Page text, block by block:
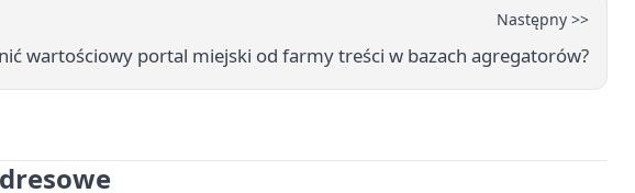
Następny >>
wartościowy portal miejski od farmy treści w bazach agregatorów?